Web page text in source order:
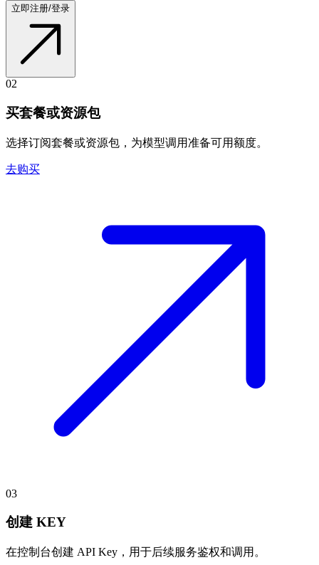
立即注册/登录
02
买套餐或资源包
选择订阅套餐或资源包，为模型调用准备可用额度。
去购买
03
创建 KEY
在控制台创建 API Key，用于后续服务鉴权和调用。